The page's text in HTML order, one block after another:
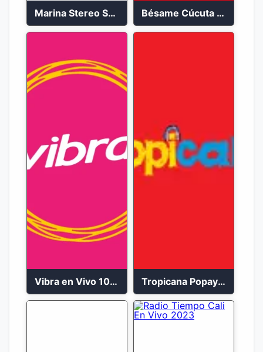
Marina Stereo San Andres 94.5 FM Bésame Cúcuta en vivo 2023
Vibra en Vivo 104.9 FM Bogotá Tropicana Popayán en vivo 106.1 FM